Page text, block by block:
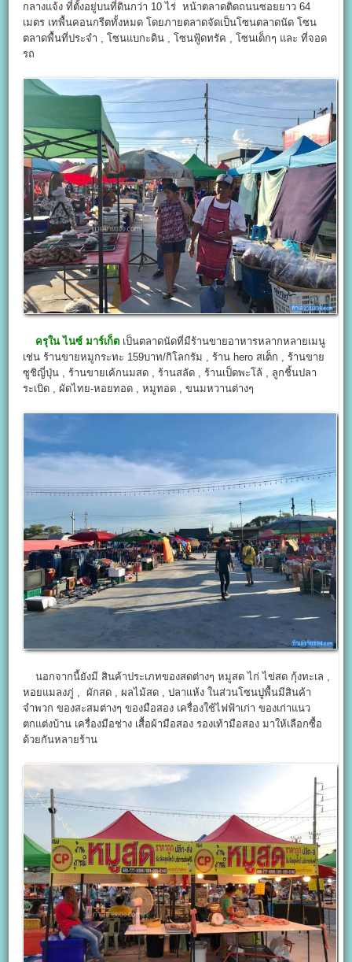
กลางแจ้ง ที่ตั้งอยู่บนที่ดินกว่า 10 ไร่ หน้าตลาดติดถนนซอยยาว 64
เมตร เทพื้นคอนกรีตทั้งหมด โดยภายตลาดจัดเป็นโซนตลาดนัด โซน
ตลาดพื้นที่ประจำ , โซนแบกะดิน , โซนฟู้ดทรัค , โซนเด็กๆ และ ที่จอด
รถ
ครุใน ไนซ์ มาร์เก็ต เป็นตลาดนัดที่มีร้านขายอาหารหลากหลายเมนู
เช่น ร้านขายหมูกระทะ 159บาท/กิโลกรัม , ร้าน hero สเต็ก , ร้านขาย
ซูชิญี่ปุ่น , ร้านขายเค้กนมสด , ร้านสลัด , ร้านเป็ดพะโล้ , ลูกชิ้นปลา
ระเบิด , ผัดไทย-หอยทอด , หมูทอด , ขนมหวานต่างๆ
นอกจากนี้ยังมี สินค้าประเภทของสดต่างๆ หมูสด ไก่ ไข่สด กุ้งทะเล ,
หอยแมลงภู่ , ผักสด , ผลไม้สด , ปลาแห้ง ในส่วนโซนปูพื้นมีสินค้า
จำพวก ของสะสมต่างๆ ของมือสอง เครื่องใช้ไฟฟ้าเก่า ของเก่าแนว
ตกแต่งบ้าน เครื่องมือช่าง เสื้อผ้ามือสอง รองเท้ามือสอง มาให้เลือกซื้อ
ด้วยกันหลายร้าน